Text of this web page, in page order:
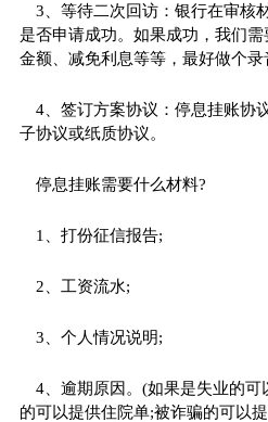
3、等待二次回访：银行在审核
是否申请成功。如果成功，我们
金额、减免利息等等，最好做个录
4、签订方案协议：停息挂账协
子协议或纸质协议。
停息挂账需要什么材料?
1、打份征信报告;
2、工资流水;
3、个人情况说明;
4、逾期原因。(如果是失业的
的可以提供住院单;被诈骗的可以